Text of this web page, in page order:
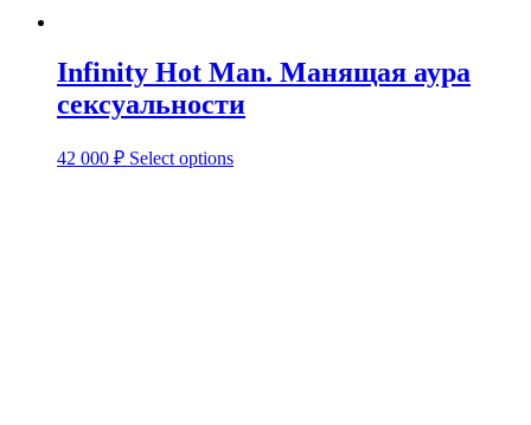
Infinity Hot Man. Манящая аура
сексуальности
42 000 ₽ Select options